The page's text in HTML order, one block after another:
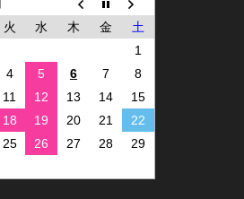
火 水 木 金
土
1
4 5 6 7
8
11 12 13 14
15
18 19 20 21
22
25 26 27 28
29